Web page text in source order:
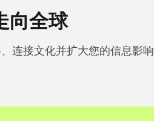
向全球
连接文化并扩大您的信息影响